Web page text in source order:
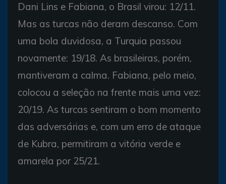
Dani Lins e Fabiana, o Brasil virou: 12/11.
Mas as turcas não deram descanso. Com
uma bola duvidosa, a Turquia passou
novamente: 19/18. As brasileiras, porém,
mantiveram a calma. Fabiana, pelo meio,
colocou a seleção na frente mais uma vez:
20/19. As turcas sentiram o bom momento
das adversárias e, com um erro de ataque
de Kubra, permitiram a vitória verde e
amarela por 25/21.